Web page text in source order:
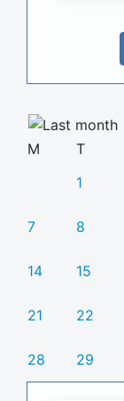
M
T
1
7 8
14 15
21 22
28 29